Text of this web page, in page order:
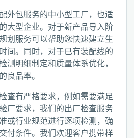
外包服务的中小型工厂，也适
大型企业。对于新产品导入阶
划服务可以帮助您快速建立生
间。同时，对于已有装配线的
测明细制定和质量体系优化，
良品率。
查有严格要求，例如需要满足
厂要求，我们的出厂检查服务
或行业规范进行逐项检测，确
付条件。我们欢迎客户携带样